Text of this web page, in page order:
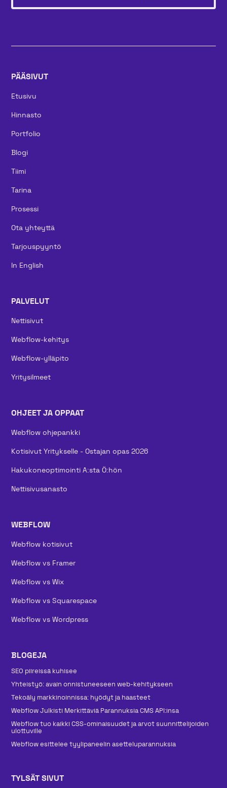
PÄÄSIVUT
Etusivu
Hinnasto
Portfolio
Blogi
Tiimi
Tarina
Prosessi
Ota yhteyttä
Tarjouspyyntö
In English
PALVELUT
Nettisivut
Webflow-kehitys
Webflow-ylläpito
Yritysilmeet
OHJEET JA OPPAAT
Webflow ohjepankki
Kotisivut Yritykselle - Ostajan opas 2026
Hakukoneoptimointi A:sta Ö:hön
Nettisivusanasto
WEBFLOW
Webflow kotisivut
Webflow vs Framer
Webflow vs Wix
Webflow vs Squarespace
Webflow vs Wordpress
BLOGEJA
SEO piireissä kuhisee
Yhteistyö: avain onnistuneeseen web-kehitykseen
Tekoäly markkinoinnissa: hyödyt ja haasteet
Webflow Julkisti Merkittäviä Parannuksia CMS API:insa
Webflow tuo kaikki CSS-ominaisuudet ja arvot suunnittelijoiden
ulottuville
Webflow esittelee tyylipaneelin asetteluparannuksia
TYLSÄT SIVUT